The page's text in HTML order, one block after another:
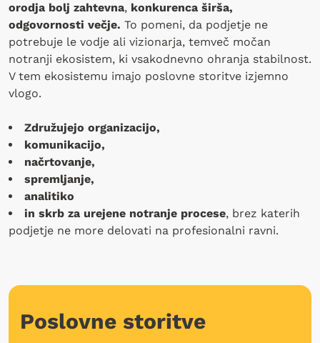
orodja bolj zahtevna, konkurenca širša,
odgovornosti večje. To pomeni, da podjetje ne
potrebuje le vodje ali vizionarja, temveč močan
notranji ekosistem, ki vsakodnevno ohranja stabilnost.
V tem ekosistemu imajo poslovne storitve izjemno
vlogo.
Združujejo organizacijo,
komunikacijo,
načrtovanje,
spremljanje,
analitiko
in skrb za urejene notranje procese, brez katerih
podjetje ne more delovati na profesionalni ravni.
Poslovne storitve